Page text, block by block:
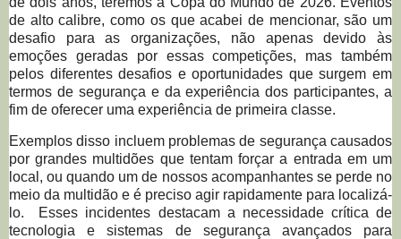
de alto calibre, como os que acabei de mencionar, são um
desafio para as organizações, não apenas devido às
emoções geradas por essas competições, mas também
pelos diferentes desafios e oportunidades que surgem em
termos de segurança e da experiência dos participantes, a
fim de oferecer uma experiência de primeira classe.
Exemplos disso incluem problemas de segurança causados
por grandes multidões que tentam forçar a entrada em um
local, ou quando um de nossos acompanhantes se perde no
meio da multidão e é preciso agir rapidamente para localizá-
lo. Esses incidentes destacam a necessidade crítica de
tecnologia e sistemas de segurança avançados para